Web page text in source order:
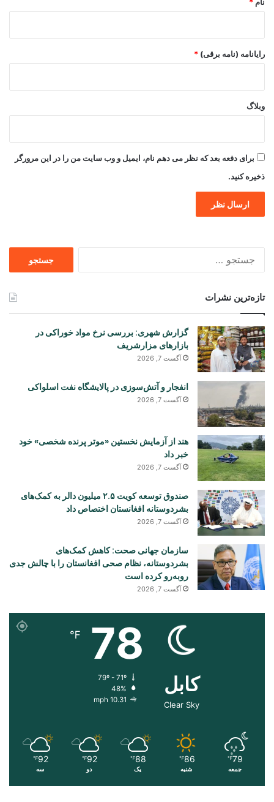
رایانامه (نامه برقی) *
وبلاگ
برای دفعه بعد که نظر می دهم نام، ایمیل و وب سایت من را در این مرورگر
ذخیره کنید.
تازه‌ترین نشرات
گزارش شهری: بررسی نرخ مواد خوراکی در
بازارهای مزارشریف
آگست 7, 2026
انفجار و آتش‌سوزی در پالایشگاه نفت اسلواکی
آگست 7, 2026
هند از آزمایش نخستین «موتر پرنده شخصی» خود
خبر داد
آگست 7, 2026
صندوق توسعه کویت ۲.۵ میلیون دالر به کمک‌های
بشردوستانه افغانستان اختصاص داد
آگست 7, 2026
سازمان جهانی صحت: کاهش کمک‌های
بشردوستانه، نظام صحی افغانستان را با چالش جدی
روبه‌رو کرده است
آگست 7, 2026
کابل
Clear Sky
78
℉
48%
10.31 mph
79
℉
جمعه
86
℉
شنبه
88
℉
یک
92
℉
دو
92
℉
سه